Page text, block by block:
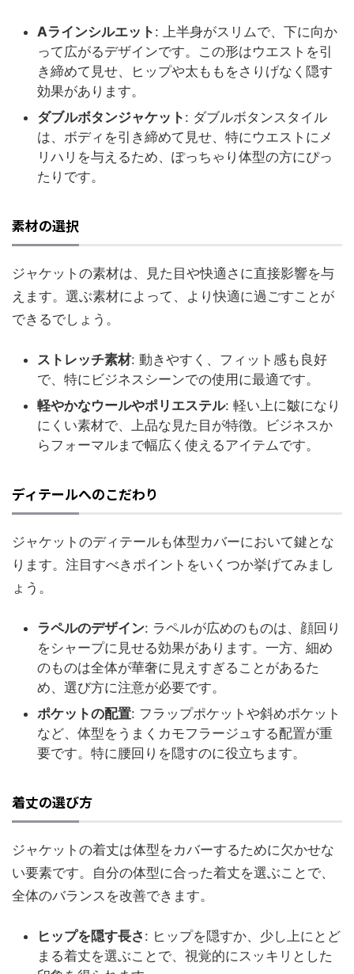
Aラインシルエット : 上半身がスリムで、下に向か
って広がるデザインです。この形はウエストを引
き締めて見せ、ヒップや太ももをさりげなく隠す
効果があります。
ダブルボタンジャケット : ダブルボタンスタイル
は、ボディを引き締めて見せ、特にウエストにメ
リハリを与えるため、ぽっちゃり体型の方にぴっ
たりです。
素材の選択
ジャケットの素材は、見た目や快適さに直接影響を与
えます。選ぶ素材によって、より快適に過ごすことが
できるでしょう。
ストレッチ素材: 動きやすく、フィット感も良好
で、特にビジネスシーンでの使用に最適です。
軽やかなウールやポリエステル: 軽い上に皺になり
にくい素材で、上品な見た目が特徴。ビジネスか
らフォーマルまで幅広く使えるアイテムです。
ディテールへのこだわり
ジャケットのディテールも体型カバーにおいて鍵とな
ります。注目すべきポイントをいくつか挙げてみまし
ょう。
ラペルのデザイン: ラペルが広めのものは、顔回り
をシャープに見せる効果があります。一方、細め
のものは全体が華奢に見えすぎることがあるた
め、選び方に注意が必要です。
ポケットの配置: フラップポケットや斜めポケット
など、体型をうまくカモフラージュする配置が重
要です。特に腰回りを隠すのに役立ちます。
着丈の選び方
ジャケットの着丈は体型をカバーするために欠かせな
い要素です。自分の体型に合った着丈を選ぶことで、
全体のバランスを改善できます。
ヒップを隠す長さ : ヒップを隠すか、少し上にとど
まる着丈を選ぶことで、視覚的にスッキリとした